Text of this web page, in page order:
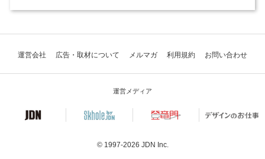
運営会社 広告・取材について メルマガ 利用規約 お問い合わせ
運営メディア
© 1997-2026 JDN Inc.